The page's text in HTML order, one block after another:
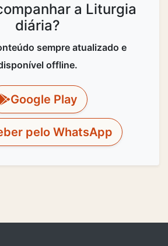
a Liturgia
diária?
sempre atualizado e
offline.
Google Play
pelo WhatsApp